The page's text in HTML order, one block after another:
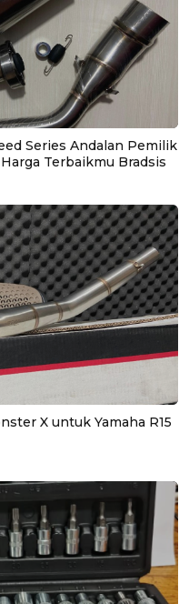
Series Andalan Pemilik
Terbaikmu Bradsis
X untuk Yamaha R15